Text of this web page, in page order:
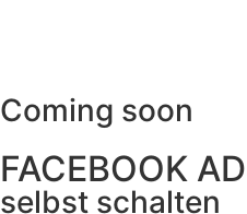
Coming soon
FACEBOOK
selbst schalten